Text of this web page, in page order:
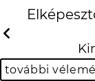
Previous
további